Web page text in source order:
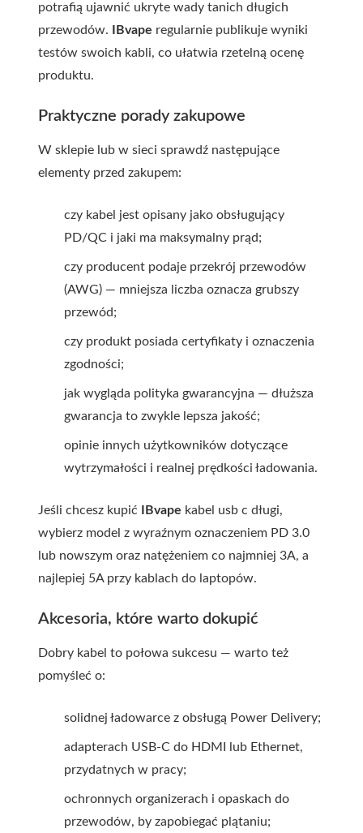
potrafią ujawnić ukryte wady tanich długich
przewodów.
IBvape regularnie publikuje wyniki
testów swoich kabli, co ułatwia rzetelną ocenę
produktu.
Praktyczne porady zakupowe
W sklepie lub w sieci sprawdź następujące
elementy przed zakupem:
czy kabel jest opisany jako obsługujący
PD/QC i jaki ma maksymalny prąd;
czy producent podaje przekrój przewodów
(AWG) — mniejsza liczba oznacza grubszy
przewód;
czy produkt posiada certyfikaty i oznaczenia
zgodności;
jak wygląda polityka gwarancyjna — dłuższa
gwarancja to zwykle lepsza jakość;
opinie innych użytkowników dotyczące
wytrzymałości i realnej prędkości ładowania.
Jeśli chcesz kupić IBvape kabel usb c długi,
wybierz model z wyraźnym oznaczeniem PD 3.0
lub nowszym oraz natężeniem co najmniej 3A, a
najlepiej 5A przy kablach do laptopów.
Akcesoria, które warto dokupić
Dobry kabel to połowa sukcesu — warto też
pomyśleć o:
solidnej ładowarce z obsługą Power Delivery;
adapterach USB-C do HDMI lub Ethernet,
przydatnych w pracy;
ochronnych organizerach i opaskach do
przewodów, by zapobiegać plątaniu;